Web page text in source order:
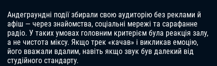
Андеграундні події збирали свою аудиторію без реклами й
афіш — через знайомства, соціальні мережі та сарафанне
радіо. У таких умовах головним критерієм була реакція залу,
а не чистота міксу. Якщо трек «качав» і викликав емоцію,
його вважали вдалим, навіть якщо звук був далекий від
студійного стандарту.